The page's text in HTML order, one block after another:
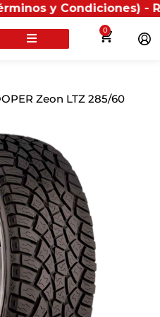
y Condiciones) -
0
Zeon LTZ 285/60